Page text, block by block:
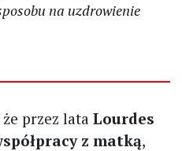
na uzdrowienie
przez lata Lourdes
z matką,